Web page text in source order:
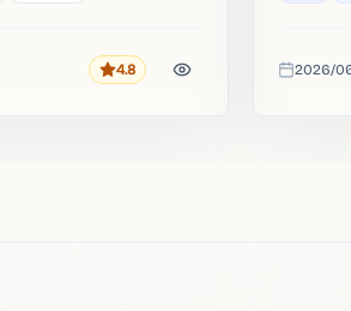
评分4.8 收录时间
2026/